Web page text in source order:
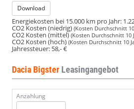
Download
Energiekosten bei 15.000 km pro Jahr:
CO2 Kosten (niedrig) (Kosten Durchschnitt
CO2 Kosten (mittel)(Kosten Durchschnitt 10
CO2 Kosten (hoch) (Kosten Durchschnitt 10
Jahressteuer: 58,- €
Dacia Bigster Leasingangebot
Anzahlung